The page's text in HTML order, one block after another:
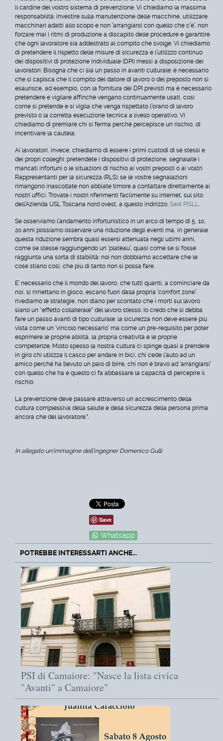
il cardine del vostro sistema di prevenzione. Vi chiediamo la massima
responsabilità: investire sulla manutenzione delle macchine, utilizzare
macchinari adatti allo scopo e non ‘arrangiarsi con quello che c’è’, non
forzare mai i ritmi di produzione a discapito delle procedure e garantire
che ogni lavoratore sia addestrato al compito che svolge. Vi chiediamo
di pretendere il rispetto delle misure di sicurezza e l’utilizzo continuo
dei dispositivi di protezione individuale (DPI) messi a disposizione dei
lavoratori. Bisogna che ci sia un passo in avanti culturale: è necessario
che si capisca che il compito del datore di lavoro o del preposto non si
esaurisce, ad esempio, con la fornitura dei DPI previsti ma è necessario
pretendere e vigilare affinchè vengano continuamente usati, così
come si pretende e si vigila che venga rispettato l’orario di lavoro
previsto o la corretta esecuzione tecnica a livello operativo. Vi
chiediamo di premiare chi si ferma perché percepisce un rischio, di
incentivare la cautela.
Ai lavoratori, invece, chiediamo di essere i primi custodi di sé stessi e
dei propri colleghi: pretendete i dispositivi di protezione, segnalate i
mancati infortuni o le situazioni di rischio ai vostri preposti o ai vostri
Rappresentanti per la sicurezza (RLS); se le vostre segnalazioni
rimangono inascoltate non abbiate timore a contattare direttamente ai
nostri uffici. Trovate i nostri riferimenti facilmente su internet, sul sito
dell’Azienda USL Toscana nord ovest, a questo indirizzo: Sedi PISLL.
Se osserviamo l’andamento infortunistico in un arco di tempo di 5, 10,
20 anni possiamo osservare una riduzione degli eventi ma, in generale
questa riduzione sembra quasi essersi attenuata negli ultimi anni,
come se stesse raggiungendo un ‘plateau’, quasi come se si fosse
raggiunta una sorta di stabilità: noi non dobbiamo accettare che le
cose stiano così, che più di tanto non si possa fare.
E’ necessario che il mondo del lavoro, che tutti quanti, a cominciare da
noi, si rimettano in gioco, escano fuori dalla propria ‘comfort zone’:
rivediamo le strategie, non diano per scontato che i morti sul lavoro
siano un “effetto collaterale” del lavoro stesso. Io credo che si debba
fare un passo avanti di tipo culturale: la sicurezza non deve essere più
vista come un ‘vincolo necessario’ ma come un pre-requisito per poter
esprimere le proprie abilità, la propria creatività e le proprie
competenze. Molto spesso la nostra cultura ci spinge quasi a prendere
in giro chi utilizza il casco per andare in bici, chi cede l’auto ad un
amico perché ha bevuto un paio di birre, chi non è bravo ad ‘arrangiarsi’
con quello che ha e questo ci fa abbassare la capacità di percepire il
rischio.
La prevenzione deve passare attraverso un accrescimento della
cultura complessiva della salute e della sicurezza della persona prima
ancora che del lavoratore.”.
In allegato un’immagine dell’ingegner Domenico Gullì
Save
Whatsapp
POTREBBE INTERESSARTI ANCHE...
PSI di Camaiore: "Nasce la lista civica
"Avanti" a Camaiore"